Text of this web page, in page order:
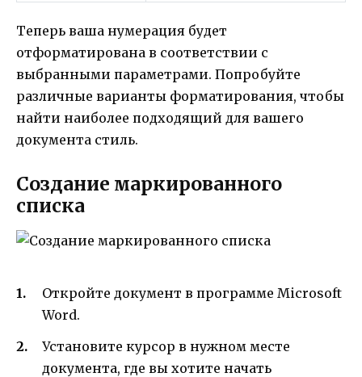
Теперь ваша нумерация будет
отформатирована в соответствии с
выбранными параметрами. Попробуйте
различные варианты форматирования, чтобы
найти наиболее подходящий для вашего
документа стиль.
Создание маркированного
списка
Откройте документ в программе Microsoft
Word.
Установите курсор в нужном месте
документа, где вы хотите начать